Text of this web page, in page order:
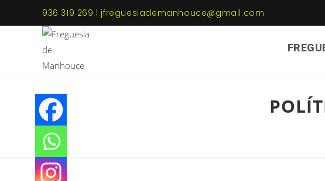
936 319 269 | jfreguesiademanhouce@gmail.com